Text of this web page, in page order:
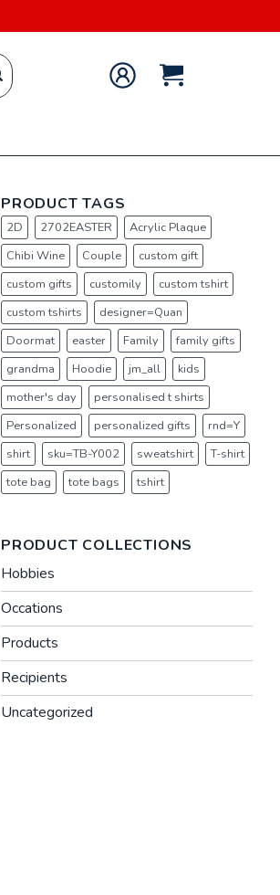
PRODUCT TAGS
2D 2702EASTER
Acrylic Plaque
Chibi Wine
Couple
custom gift
custom gifts
customily
custom tshirt
custom tshirts
designer=Quan
Doormat
easter Family
family gifts
grandma
Hoodie jm_all
kids
mother's day
personalised t shirts
Personalized
personalized gifts
rnd=Y
shirt
sku=TB-Y002 sweatshirt
T-shirt
tote bag
tote bags tshirt
PRODUCT COLLECTIONS
Hobbies
Occations
Products
Recipients
Uncategorized